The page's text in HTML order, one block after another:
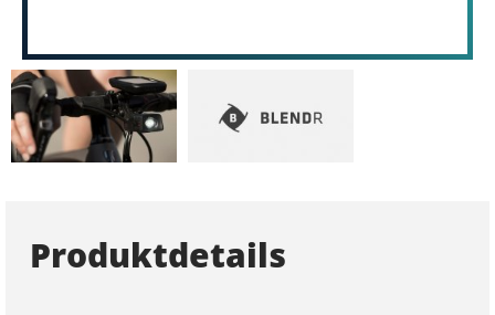
Produktdetails